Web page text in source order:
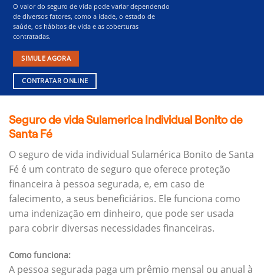
O valor do seguro de vida pode variar dependendo
de diversos fatores, como a idade, o estado de
saúde, os hábitos de vida e as coberturas
contratadas.
SIMULE AGORA
CONTRATAR ONLINE
Seguro de vida Sulamerica Individual Bonito de
Santa Fé
O seguro de vida individual Sulamérica Bonito de Santa
Fé é um contrato de seguro que oferece proteção
financeira à pessoa segurada, e, em caso de
falecimento, a seus beneficiários. Ele funciona como
uma indenização em dinheiro, que pode ser usada
para cobrir diversas necessidades financeiras.
Como funciona:
A pessoa segurada paga um prêmio mensal ou anual à